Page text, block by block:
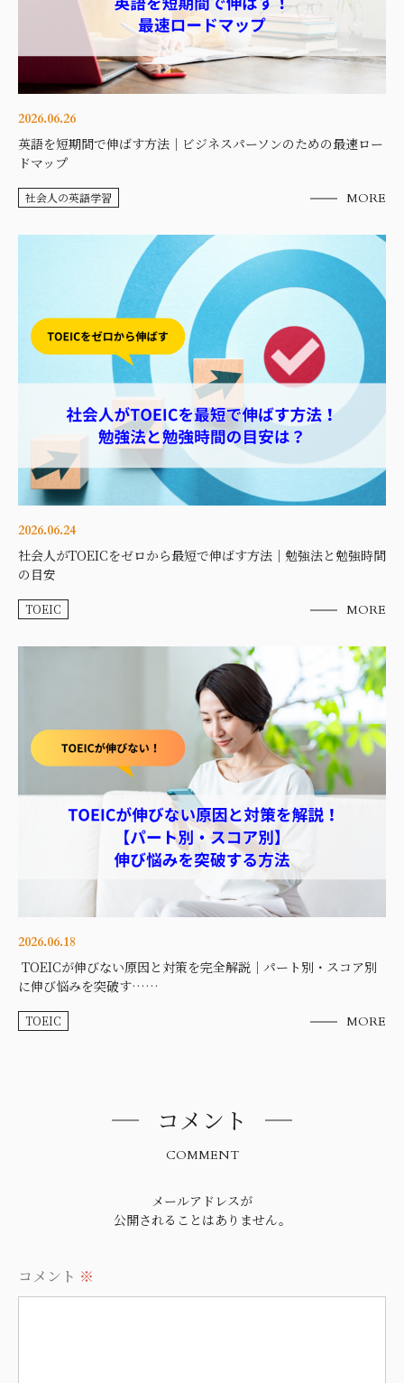
2026.06.26
英語を短期間で伸ばす方法｜ビジネスパーソンのための最速ロー
ドマップ
社会人の英語学習 MORE
2026.06.24
社会人がTOEICをゼロから最短で伸ばす方法｜勉強法と勉強時間
の目安
TOEIC MORE
2026.06.18
TOEICが伸びない原因と対策を完全解説｜パート別・スコア別
に伸び悩みを突破す……
TOEIC MORE
コメント
COMMENT
メールアドレスが
公開されることはありません。
コメント ※